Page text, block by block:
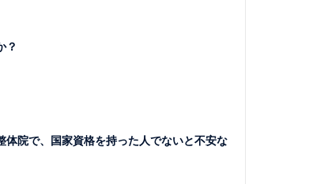
？
院で、国家資格を持った人でないと不安な